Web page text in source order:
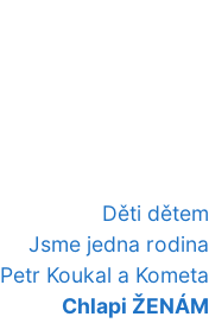
Děti dětem
Jsme jedna rodina
Petr Koukal a Kometa
Chlapi ŽENÁM